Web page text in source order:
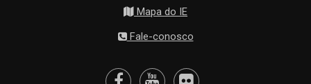
Mapa do IE
Fale-conosco